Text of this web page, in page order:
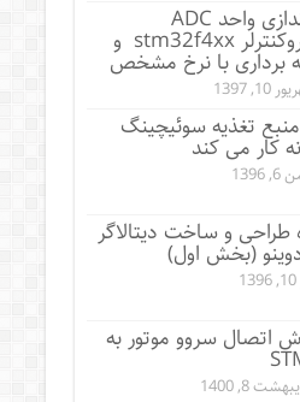
راه اندازی واحد ADC
میکروکنترلر stm32f4xx و
برداری با نرخ مشخص
10, 1397
تغذیه سوئیچینگ
کار می کند
1396
طراحی و ساخت دیتالاگر
(بخش اول)
اتصال سروو موتور به
8, 1400